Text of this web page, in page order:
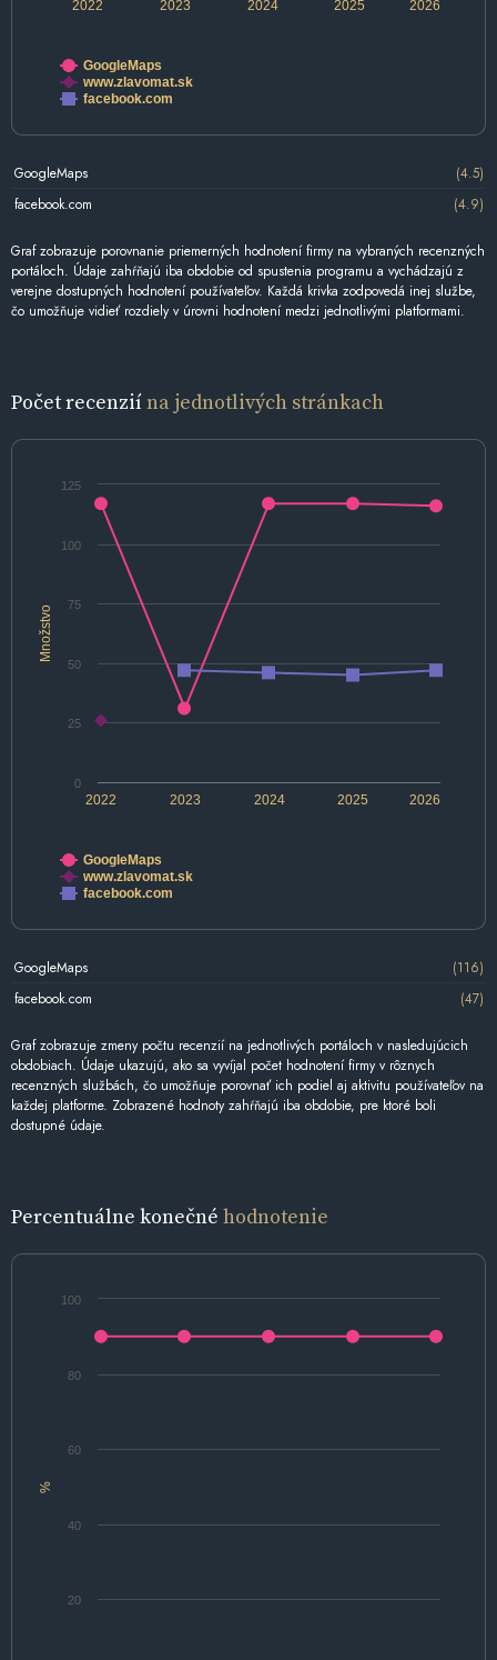
2022 2024 2026
2023 2025
GoogleMaps
www.zlavomat.sk
facebook.com
GoogleMaps
(4.5)
facebook.com
(4.9)
Graf zobrazuje porovnanie priemerných hodnotení firmy na vybraných recenzných
portáloch. Údaje zahŕňajú iba obdobie od spustenia programu a vychádzajú z
verejne dostupných hodnotení používateľov. Každá krivka zodpovedá inej službe,
čo umožňuje vidieť rozdiely v úrovni hodnotení medzi jednotlivými platformami.
Počet recenziína jednotlivých stránkach
Množstvo
2022 2024 2026
2023 2025
100
0
25
50
75
125
GoogleMaps
www.zlavomat.sk
facebook.com
GoogleMaps
(116)
facebook.com
(47)
Graf zobrazuje zmeny počtu recenzií na jednotlivých portáloch v nasledujúcich
obdobiach. Údaje ukazujú, ako sa vyvíjal počet hodnotení firmy v rôznych
recenzných službách, čo umožňuje porovnať ich podiel aj aktivitu používateľov na
každej platforme. Zobrazené hodnoty zahŕňajú iba obdobie, pre ktoré boli
dostupné údaje.
Percentuálne konečné hodnotenie
%
20
40
60
80
100